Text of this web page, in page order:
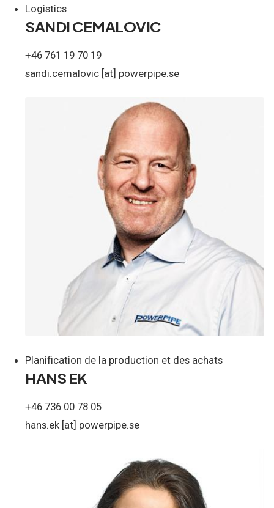
Logistics
SANDI CEMALOVIC
+46 761 19 70 19
sandi.cemalovic [at] powerpipe.se
Planification de la production et des achats
HANS EK
+46 736 00 78 05
hans.ek [at] powerpipe.se